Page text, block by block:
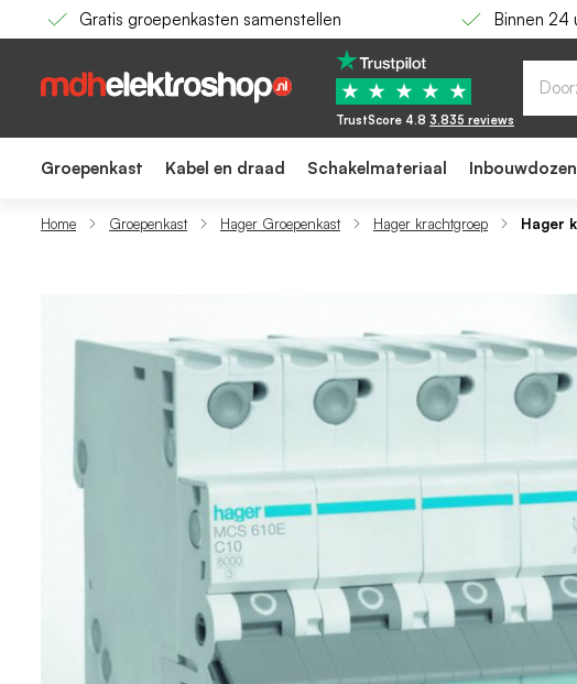
Gratis groepenkasten samenstellen Binnen 24
★ ★ ★ ★ ★
TrustScore 4.8 3.835 reviews
Groepenkast Kabel en draad Schakelmateriaal
Home Groepenkast Hager Groepenkast Hager krachtgroep Hager
Hager krachtgroep / 3-polig + nul, C10A / MCS610E